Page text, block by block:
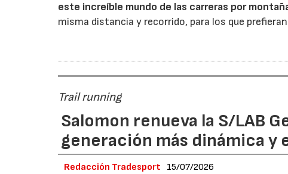
este increíble mundo de las carreras por
misma distancia y recorrido, para los que
Trail running
Salomon renueva la S/LAB
generación más dinámica y
Redacción Tradesport 15/07/2026